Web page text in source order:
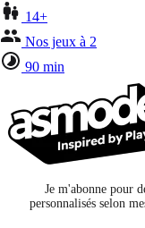
14+
Nos jeux à 2
90 min
Je m'abonne pour
personnalisés selon